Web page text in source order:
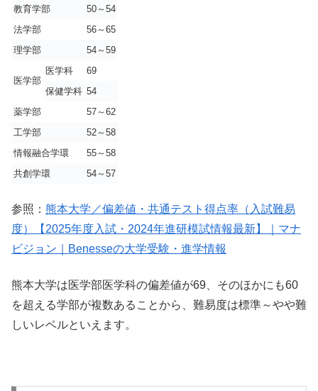
教育学部
50～ 54
法学部
56～65
理学部
54～59
医学部
医学科
69
保健学科 54
薬学部
57～62
工学部
52～58
情報融合学環
55～58
共創学環
54～57
参照： 熊本大学／偏差値・共通テスト得点率（入試難易
度）【2025年度入試・2024年進研模試情報最新】｜マナ
ビジョン｜Benesseの大学受験・進学情報
熊本大学は医学部医学科の偏差値が69、そのほかにも60
を超える学部が複数あることから、難易度は標準～やや難
しいレベルといえます。